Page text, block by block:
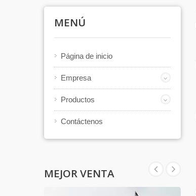
MENÚ
Página de inicio
Empresa
Productos
Contáctenos
MEJOR VENTA